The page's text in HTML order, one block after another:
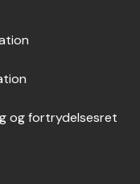
og fortrydelsesret